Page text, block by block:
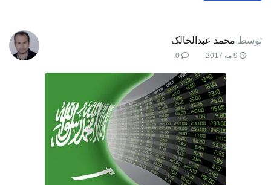
توسط محمد عبدالخالک